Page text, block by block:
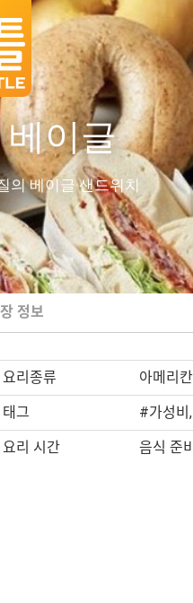
이글
의 베이글 샌드위치
정보
요리종류 아메리
태그 #가성비
요리 시간 음식 준